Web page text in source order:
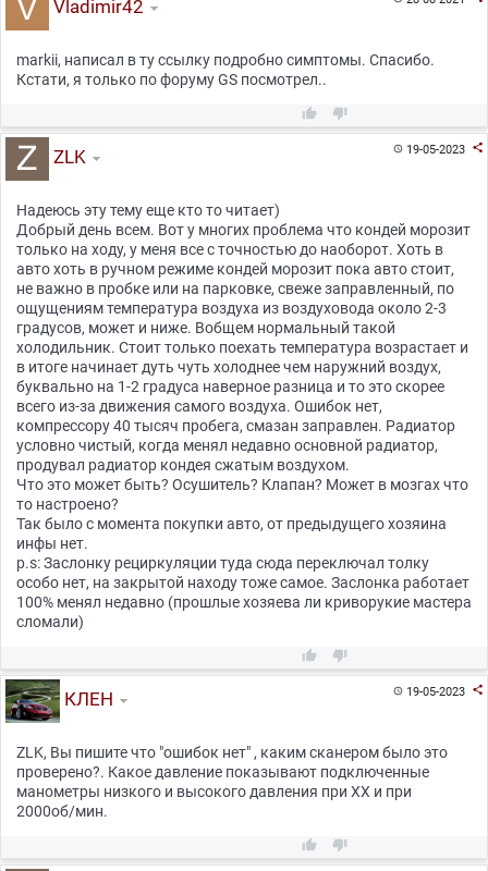
Vladimir42
markii, написал в ту ссылку подробно симптомы. Спасибо.
Кстати, я только по форуму GS посмотрел..
 
19-05-2023 
ZLK
Надеюсь эту тему еще кто то читает)
Добрый день всем. Вот у многих проблема что кондей морозит
только на ходу, у меня все с точностью до наоборот. Хоть в
авто хоть в ручном режиме кондей морозит пока авто стоит,
не важно в пробке или на парковке, свеже заправленный, по
ощущениям температура воздуха из воздуховода около 2-3
градусов, может и ниже. Вобщем нормальный такой
холодильник. Стоит только поехать температура возрастает и
в итоге начинает дуть чуть холоднее чем наружний воздух,
буквально на 1-2 градуса наверное разница и то это скорее
всего из-за движения самого воздуха. Ошибок нет,
компрессору 40 тысяч пробега, смазан заправлен. Радиатор
условно чистый, когда менял недавно основной радиатор,
продувал радиатор кондея сжатым воздухом.
Что это может быть? Осушитель? Клапан? Может в мозгах что
то настроено?
Так было с момента покупки авто, от предыдущего хозяина
инфы нет.
p.s: Заслонку рециркуляции туда сюда переключал толку
особо нет, на закрытой находу тоже самое. Заслонка работает
100% менял недавно (прошлые хозяева ли криворукие мастера
сломали)
 
19-05-2023 
КЛЕН
ZLK, Вы пишите что "ошибок нет" , каким сканером было это
проверено?. Какое давление показывают подключенные
манометры низкого и высокого давления при ХХ и при
2000об/мин.
 